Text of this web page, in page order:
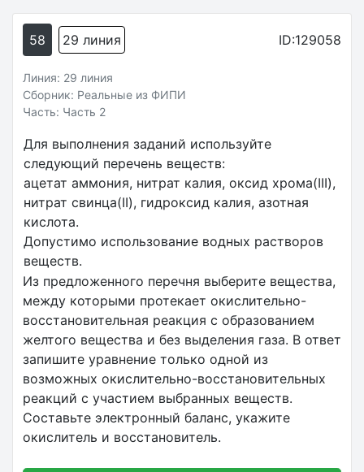
58 29 линия ID:129058
Линия: 29 линия
Сборник: Реальные из ФИПИ
Часть: Часть 2
Для выполнения заданий используйте
следующий перечень веществ:
ацетат аммония, нитрат калия, оксид хрома(III),
нитрат свинца(II), гидроксид калия, азотная
кислота.
Допустимо использование водных растворов
веществ.
Из предложенного перечня выберите вещества,
между которыми протекает окислительно-
восстановительная реакция с образованием
желтого вещества и без выделения газа. В ответ
запишите уравнение только одной из
возможных окислительно-восстановительных
реакций с участием выбранных веществ.
Составьте электронный баланс, укажите
окислитель и восстановитель.